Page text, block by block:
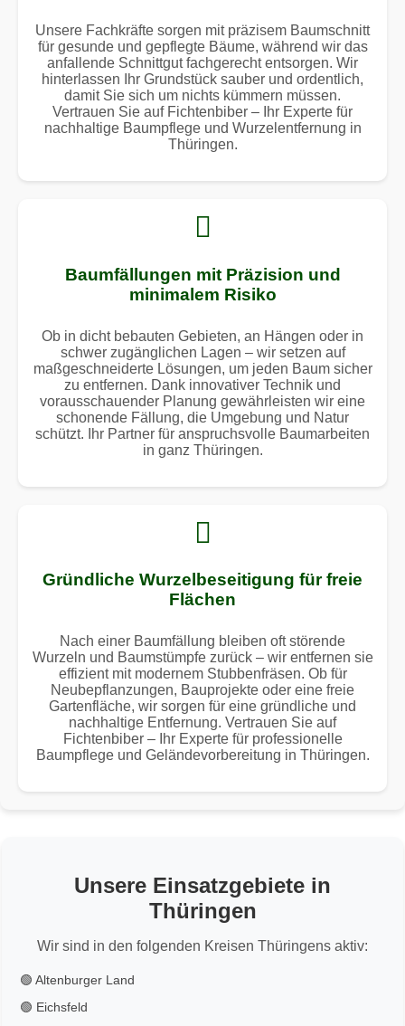
Unsere Fachkräfte sorgen mit präzisem Baumschnitt
für gesunde und gepflegte Bäume, während wir das
anfallende Schnittgut fachgerecht entsorgen. Wir
hinterlassen Ihr Grundstück sauber und ordentlich,
damit Sie sich um nichts kümmern müssen.
Vertrauen Sie auf Fichtenbiber – Ihr Experte für
nachhaltige Baumpflege und Wurzelentfernung in
Thüringen.
Baumfällungen mit Präzision und
minimalem Risiko
Ob in dicht bebauten Gebieten, an Hängen oder in
schwer zugänglichen Lagen – wir setzen auf
maßgeschneiderte Lösungen, um jeden Baum sicher
zu entfernen. Dank innovativer Technik und
vorausschauender Planung gewährleisten wir eine
schonende Fällung, die Umgebung und Natur
schützt. Ihr Partner für anspruchsvolle Baumarbeiten
in ganz Thüringen.
Gründliche Wurzelbeseitigung für freie
Flächen
Nach einer Baumfällung bleiben oft störende
Wurzeln und Baumstümpfe zurück – wir entfernen sie
effizient mit modernem Stubbenfräsen. Ob für
Neubepflanzungen, Bauprojekte oder eine freie
Gartenfläche, wir sorgen für eine gründliche und
nachhaltige Entfernung. Vertrauen Sie auf
Fichtenbiber – Ihr Experte für professionelle
Baumpflege und Geländevorbereitung in Thüringen.
Unsere Einsatzgebiete in
Thüringen
Wir sind in den folgenden Kreisen Thüringens aktiv:
🟢 Altenburger Land
🟢 Eichsfeld